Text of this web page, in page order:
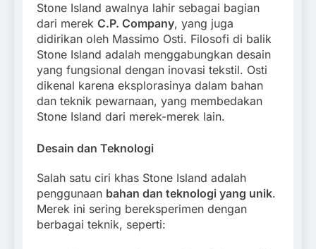
Stone Island awalnya lahir sebagai bagian
dari merek C.P. Company, yang juga
didirikan oleh Massimo Osti. Filosofi di balik
Stone Island adalah menggabungkan desain
yang fungsional dengan inovasi tekstil. Osti
dikenal karena eksplorasinya dalam bahan
dan teknik pewarnaan, yang membedakan
Stone Island dari merek-merek lain.
Desain dan Teknologi
Salah satu ciri khas Stone Island adalah
penggunaan bahan dan teknologi yang unik.
Merek ini sering bereksperimen dengan
berbagai teknik, seperti: